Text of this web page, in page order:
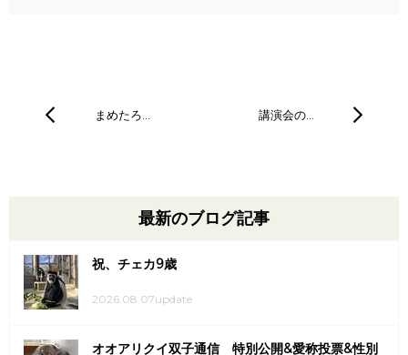
まめたろ… 講演会の…
最新のブログ記事
祝、チェカ9歳
2026.08.07update
オオアリクイ双子通信 特別公開&愛称投票&性別